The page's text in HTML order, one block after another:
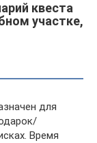
квеста
участке,
для
Время